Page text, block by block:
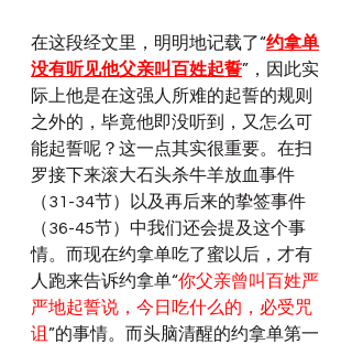
在这段经文里，明明地记载了“约拿单
没有听见他父亲叫百姓起誓”，因此实
际上他是在这强人所难的起誓的规则
之外的，毕竟他即没听到，又怎么可
能起誓呢？这一点其实很重要。在扫
罗接下来滚大石头杀牛羊放血事件
（31-34节）以及再后来的挚签事件
（36-45节）中我们还会提及这个事
情。而现在约拿单吃了蜜以后，才有
人跑来告诉约拿单“你父亲曾叫百姓严
严地起誓说，今日吃什么的，必受咒
诅 ”的事情。而头脑清醒的约拿单第一